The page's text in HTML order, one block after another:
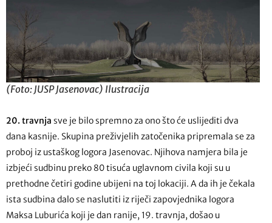
(Foto: JUSP Jasenovac) Ilustracija
20. travnja sve je bilo spremno za ono što će uslijediti dva
dana kasnije. Skupina preživjelih zatočenika pripremala se za
proboj iz ustaškog logora Jasenovac. Njihova namjera bila je
izbjeći sudbinu preko 80 tisuća uglavnom civila koji su u
prethodne četiri godine ubijeni na toj lokaciji. A da ih je čekala
ista sudbina dalo se naslutiti iz riječi zapovjednika logora
Maksa Luburića koji je dan ranije, 19. travnja, došao u